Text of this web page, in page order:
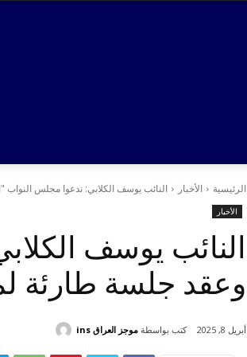
الرئيسية الأخبار النائب يوسف الكلابي: ندعوا مجلس النواب
الأخبار
النائب يوسف
وعقد جلسة طارئة
أبريل 8, 2025 كتب بواسطة موجز العراق ins